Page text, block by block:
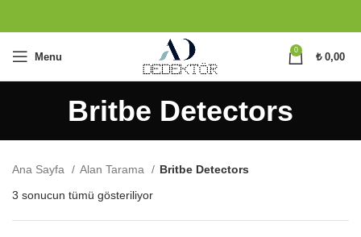
Menu
0
₺0,00
Britbe Detectors
Ana Sayfa Alan Tarama
Britbe Detectors
3 sonucun tümü gösteriliyorEn